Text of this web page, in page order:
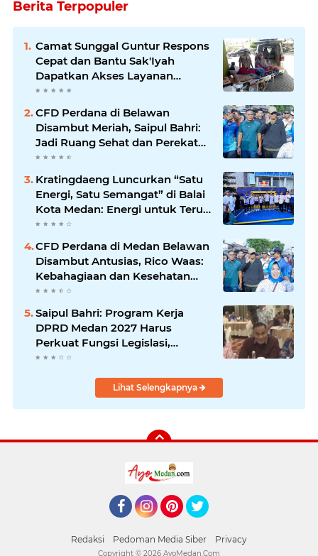
Berita Terpopuler
Camat Sunggal Guntur Respons
Cepat dan Bantu Sak'Iyah
Dapatkan Akses Layanan
Kesehatan
CFD Perdana di Belawan
Disambut Meriah, Saipul Bahri:
Jadi Ruang Sehat dan Perekat
Kebersamaan Warga Medan
Kratingdaeng Luncurkan “Satu
Energi, Satu Semangat” di Balai
Kota Medan: Energi untuk Terus
Bergerak Maju
CFD Perdana di Medan Belawan
Disambut Antusias, Rico Waas:
Kebahagiaan dan Kesehatan
Harus Hadir di Seluruh Penjuru
Saipul Bahri: Program Kerja
DPRD Medan 2027 Harus
Perkuat Fungsi Legislasi,
Anggaran dan Pengawasan
Lihat Selengkapnya
Redaksi Pedoman Media Siber Privacy
Copyright © 2026 AyoMedan.Com